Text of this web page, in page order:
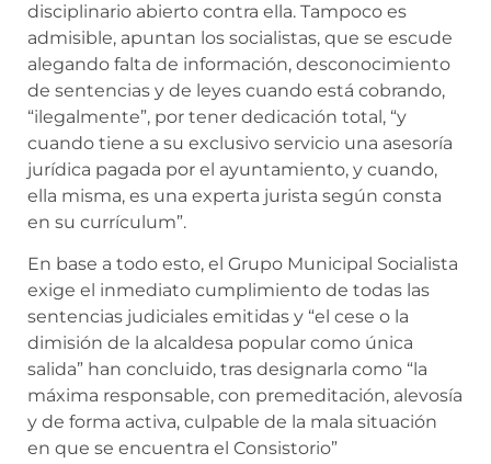
disciplinario abierto contra ella. Tampoco es
admisible, apuntan los socialistas, que se escude
alegando falta de información, desconocimiento
de sentencias y de leyes cuando está cobrando,
“ilegalmente”, por tener dedicación total, “y
cuando tiene a su exclusivo servicio una asesoría
jurídica pagada por el ayuntamiento, y cuando,
ella misma, es una experta jurista según consta
en su currículum”.
En base a todo esto, el Grupo Municipal Socialista
exige el inmediato cumplimiento de todas las
sentencias judiciales emitidas y “el cese o la
dimisión de la alcaldesa popular como única
salida” han concluido, tras designarla como “la
máxima responsable, con premeditación, alevosía
y de forma activa, culpable de la mala situación
en que se encuentra el Consistorio”